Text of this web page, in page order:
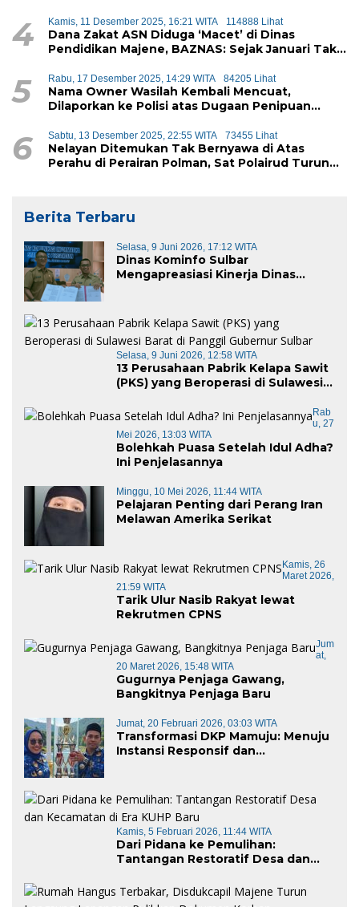
4 Kamis, 11 Desember 2025, 16:21 WITA 114888 Lihat
Dana Zakat ASN Diduga ‘Macet’ di Dinas
Pendidikan Majene, BAZNAS: Sejak Januari Tak
5 Rabu, 17 Desember 2025, 14:29 WITA 84205 Lihat
Nama Owner Wasilah Kembali Mencuat,
Dilaporkan ke Polisi atas Dugaan Penipuan
6 Sabtu, 13 Desember 2025, 22:55 WITA 73455 Lihat
Nelayan Ditemukan Tak Bernyawa di Atas
Perahu di Perairan Polman, Sat Polairud Turun
Berita Terbaru
Selasa, 9 Juni 2026, 17:12 WITA
Dinas Kominfo Sulbar
Mengapreasiasi Kinerja Dinas
Selasa, 9 Juni 2026, 12:58 WITA
13 Perusahaan Pabrik Kelapa Sawit
(PKS) yang Beroperasi di Sulawesi
Rab
U, 27
Mei 2026, 13:03 WITA
Bolehkah Puasa Setelah Idul Adha?
Ini Penjelasannya
Minggu, 10 Mei 2026, 11:44 WITA
Pelajaran Penting dari Perang Iran
Melawan Amerika Serikat
Kamis, 26
Maret 2026,
21:59 WITA
Tarik Ulur Nasib Rakyat lewat
Rekrutmen CPNS
Jum
At,
20 Maret 2026, 15:48 WITA
Gugurnya Penjaga Gawang,
Bangkitnya Penjaga Baru
Jumat, 20 Februari 2026, 03:03 WITA
Transformasi DKP Mamuju: Menuju
Instansi Responsif dan
Kamis, 5 Februari 2026, 11:44 WITA
Dari Pidana ke Pemulihan:
Tantangan Restoratif Desa dan